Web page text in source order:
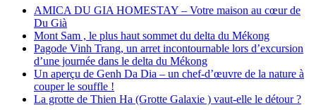
AMICA DU GIA HOMESTAY – Votre maison au cœur de
Du Già
Mont Sam , le plus haut sommet du delta du Mékong
Pagode Vinh Trang, un arret incontournable lors d’excursion
d’une journée dans le delta du Mékong
Un aperçu de Genh Da Dia – un chef-d’œuvre de la nature à
couper le souffle !
La grotte de Thien Ha (Grotte Galaxie ) vaut-elle le détour ?